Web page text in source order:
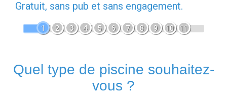
Gratuit, sans pub et sans engagement.
1 2 3 4 5 6 7 8 9 10 11
Quel type de piscine souhaitez-
vous ?